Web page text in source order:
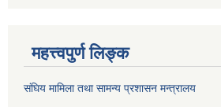
महत्त्वपुर्ण लिङ्क
संघिय मामिला तथा सामन्य प्रशासन मन्त्रालय